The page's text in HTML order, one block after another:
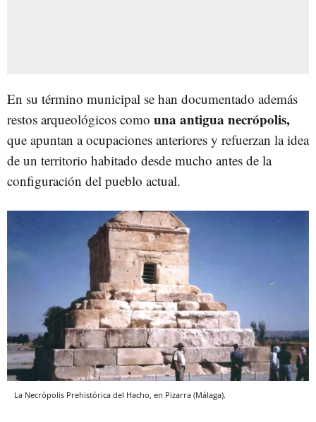
En su término municipal se han documentado además
restos arqueológicos como una antigua necrópolis,
que apuntan a ocupaciones anteriores y refuerzan la idea
de un territorio habitado desde mucho antes de la
configuración del pueblo actual.
La Necrópolis Prehistórica del Hacho, en Pizarra (Málaga).